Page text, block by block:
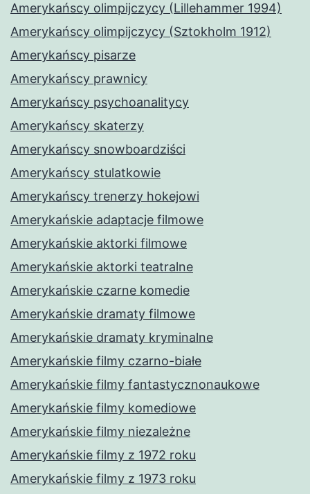
Amerykańscy olimpijczycy (Lillehammer 1994)
Amerykańscy olimpijczycy (Sztokholm 1912)
Amerykańscy pisarze
Amerykańscy prawnicy
Amerykańscy psychoanalitycy
Amerykańscy skaterzy
Amerykańscy snowboardziści
Amerykańscy stulatkowie
Amerykańscy trenerzy hokejowi
Amerykańskie adaptacje filmowe
Amerykańskie aktorki filmowe
Amerykańskie aktorki teatralne
Amerykańskie czarne komedie
Amerykańskie dramaty filmowe
Amerykańskie dramaty kryminalne
Amerykańskie filmy czarno-białe
Amerykańskie filmy fantastycznonaukowe
Amerykańskie filmy komediowe
Amerykańskie filmy niezależne
Amerykańskie filmy z 1972 roku
Amerykańskie filmy z 1973 roku